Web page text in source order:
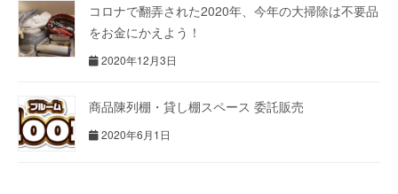
コロナで翻弄された2020年、今年の大掃除は不要品
をお金にかえよう！
2020年12月3日
商品陳列棚・貸し棚スペース 委託販売
2020年6月1日